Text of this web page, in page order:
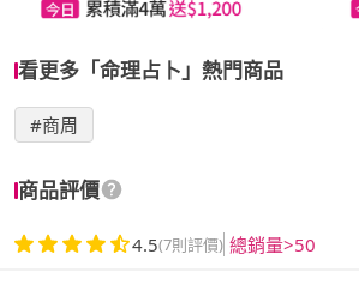
看更多「命理占卜」熱門商品
#商周
商品評價
4.5(7則評價) 總銷量>50